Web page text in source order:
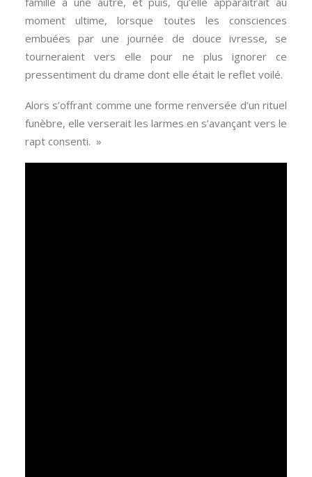
moment ultime, lorsque toutes les consciences
embuées par une journée de douce ivresse, se
tourneraient vers elle pour ne plus ignorer ce
pressentiment du drame dont elle était le reflet voilé.
Alors s’offrant comme une forme renversée d’un rituel
funèbre, elle verserait les larmes en s’avançant vers le
rapt consenti. »